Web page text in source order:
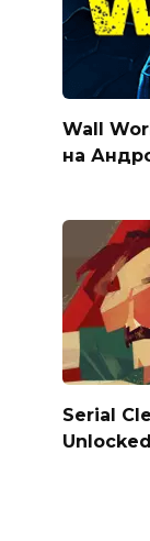
Wall
на
Serial